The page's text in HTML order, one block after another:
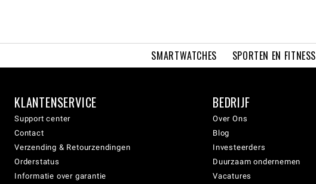
SMARTWATCHES SPORTEN EN FITNESS
KLANTENSERVICE
Support center
Contact
Verzending & Retourzendingen
Orderstatus
Informatie over garantie
BEDRIJF
Over Ons
Blog
Investeerders
Duurzaam ondernemen
Vacatures